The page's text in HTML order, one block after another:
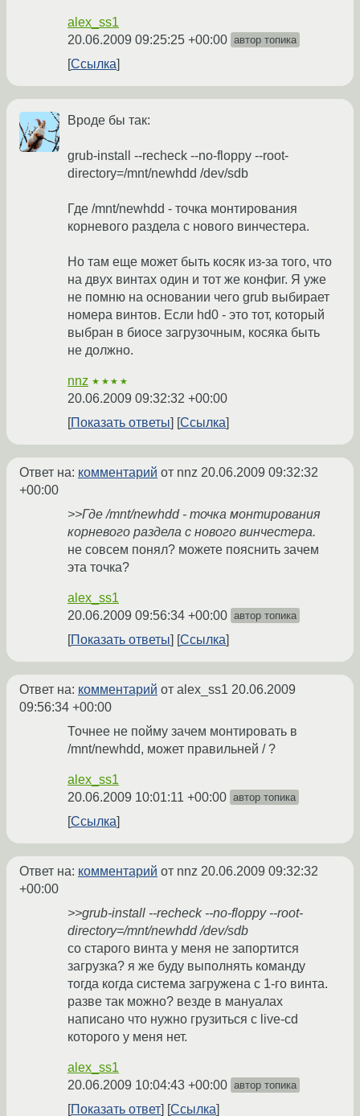
alex_ss1
20.06.2009 09:25:25 +00:00 автор топика
Ссылка
Вроде бы так:
grub-install --recheck --no-floppy --root-
directory=/mnt/newhdd /dev/sdb
Где /mnt/newhdd - точка монтирования
корневого раздела с нового винчестера.
Но там еще может быть косяк из-за того, что
на двух винтах один и тот же конфиг. Я уже
не помню на основании чего grub выбирает
номера винтов. Если hd0 - это тот, который
выбран в биосе загрузочным, косяка быть
не должно.
nnz ★★★★
20.06.2009 09:32:32 +00:00
Показать ответы
Ссылка
Ответ на: комментарий от nnz 20.06.2009 09:32:32
+00:00
>>Где /mnt/newhdd - точка монтирования
корневого раздела с нового винчестера.
не совсем понял? можете пояснить зачем
эта точка?
alex_ss1
20.06.2009 09:56:34 +00:00 автор топика
Показать ответы Ссылка
Ответ на: комментарий от alex_ss1 20.06.2009
09:56:34 +00:00
Точнее не пойму зачем монтировать в
/mnt/newhdd, может правильней / ?
alex_ss1
20.06.2009 10:01:11 +00:00 автор топика
Ссылка
Ответ на: комментарий от nnz 20.06.2009 09:32:32
+00:00
>>grub-install --recheck --no-floppy --root-
directory=/mnt/newhdd /dev/sdb
со старого винта у меня не запортится
загрузка? я же буду выполнять команду
тогда когда система загружена с 1-го винта.
разве так можно? везде в мануалах
написано что нужно грузиться с live-cd
которого у меня нет.
alex_ss1
20.06.2009 10:04:43 +00:00 автор топика
Показать ответ Ссылка